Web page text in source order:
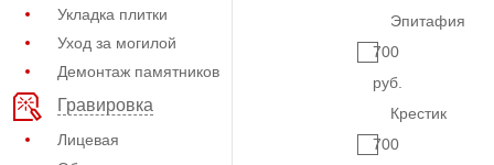
Укладка плитки
Уход за могилой
Демонтаж памятников
Гравировка
Лицевая
Эпитафия
700
руб.
Крестик
700